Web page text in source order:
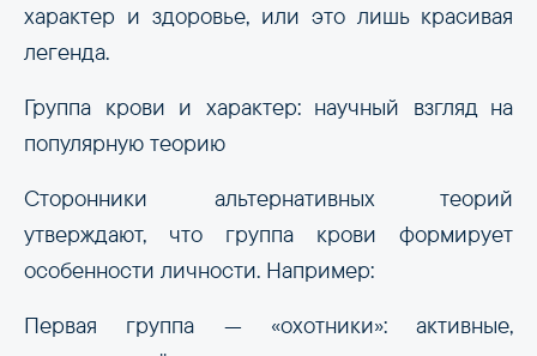
характер и здоровье, или это лишь красивая
легенда.
Группа крови и характер: научный взгляд на
популярную теорию
Сторонники альтернативных теорий
утверждают, что группа крови формирует
особенности личности. Например:
Первая группа — «охотники»: активные,